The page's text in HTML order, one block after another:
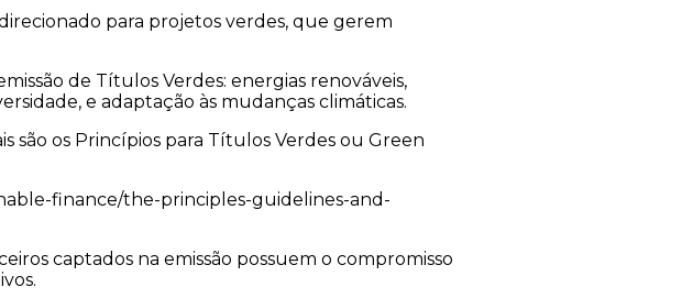
para projetos verdes, que gerem
de Títulos Verdes: energias renováveis,
e adaptação às mudanças climáticas.
são os Princípios para Títulos Verdes ou Green
finance/the-principles-guidelines-and-
captados na emissão possuem o compromisso